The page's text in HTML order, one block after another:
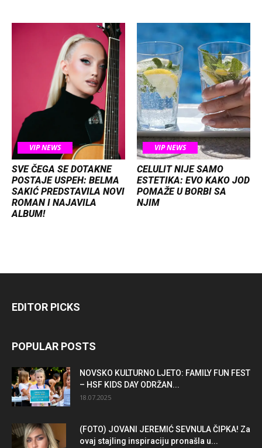
VIP NEWS
SVE ČEGA SE DOTAKNE
POSTAJE USPEH: BELMA
SAKIĆ PREDSTAVILA NOVI
ROMAN I NAJAVILA
ALBUM!
VIP NEWS
CELULIT NIJE SAMO
ESTETIKA: EVO KAKO JOD
POMAŽE U BORBI SA
NJIM
EDITOR PICKS
POPULAR POSTS
NOVSKO KULTURNO LJETO: FAMILY FUN FEST
– HSF KIDS DAY ODRŽAN...
18.07.2025
(FOTO) JOVANI JEREMIĆ SEVNULA ČIPKA! Za
ovaj stajling inspiraciju pronašla u...